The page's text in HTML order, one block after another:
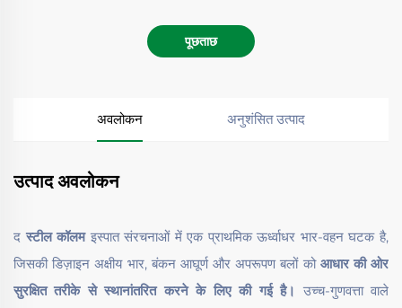
पूछताछ
अवलोकन अनुशंसित उत्पाद
उत्पाद अवलोकन
द स्टील कॉलम इस्पात संरचनाओं में एक प्राथमिक ऊर्ध्वाधर भार-वहन घटक है,
जिसकी डिज़ाइन अक्षीय भार, बंकन आघूर्ण और अपरूपण बलों को आधार की ओर
सुरक्षित तरीके से स्थानांतरित करने के लिए की गई है। उच्च-गुणवत्ता वाले